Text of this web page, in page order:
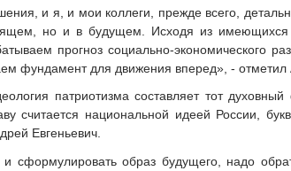
и я, и мои коллеги, прежде всего,
но и в будущем. Исходя из имеющихся
прогноз социально-экономического
фундамент для движения вперед», - отметил
патриотизма составляет тот
считается национальной идеей России,
Евгеньевич.
образ будущего, надо